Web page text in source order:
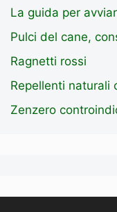
La guida per
Pulci del cane,
Ragnetti rossi
Repellenti naturali
Zenzero